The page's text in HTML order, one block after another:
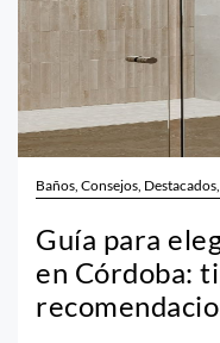
Baños, Consejos,
Guía para
en Córdoba: